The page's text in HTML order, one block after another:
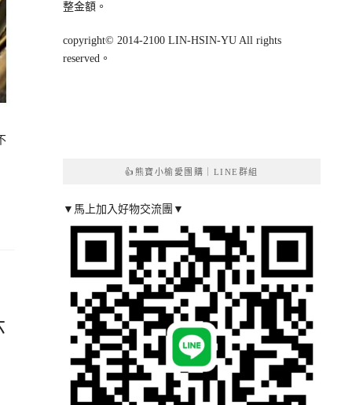
整金額。
copyright© 2014-2100 LIN-HSIN-YU All rights
reserved。
👍熊寶小榆愛團購｜LINE群組
▼馬上加入好物交流團▼